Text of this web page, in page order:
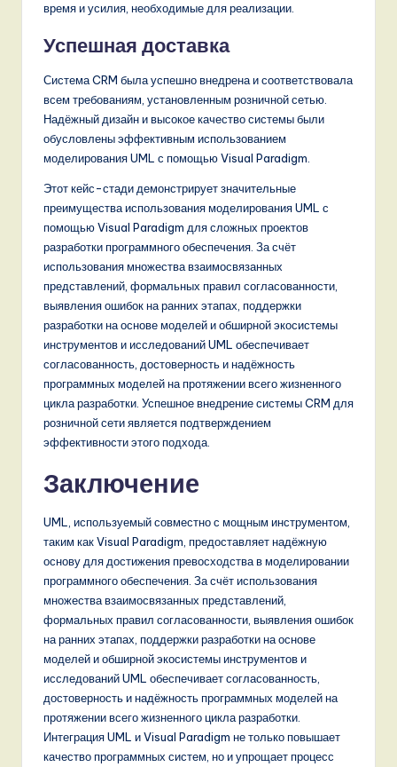
время и усилия, необходимые для реализации.
Успешная доставка
Система CRM была успешно внедрена и соответствовала
всем требованиям, установленным розничной сетью.
Надёжный дизайн и высокое качество системы были
обусловлены эффективным использованием
моделирования UML с помощью Visual Paradigm.
Этот кейс-стади демонстрирует значительные
преимущества использования моделирования UML с
помощью Visual Paradigm для сложных проектов
разработки программного обеспечения. За счёт
использования множества взаимосвязанных
представлений, формальных правил согласованности,
выявления ошибок на ранних этапах, поддержки
разработки на основе моделей и обширной экосистемы
инструментов и исследований UML обеспечивает
согласованность, достоверность и надёжность
программных моделей на протяжении всего жизненного
цикла разработки. Успешное внедрение системы CRM для
розничной сети является подтверждением
эффективности этого подхода.
Заключение
UML, используемый совместно с мощным инструментом,
таким как Visual Paradigm, предоставляет надёжную
основу для достижения превосходства в моделировании
программного обеспечения. За счёт использования
множества взаимосвязанных представлений,
формальных правил согласованности, выявления ошибок
на ранних этапах, поддержки разработки на основе
моделей и обширной экосистемы инструментов и
исследований UML обеспечивает согласованность,
достоверность и надёжность программных моделей на
протяжении всего жизненного цикла разработки.
Интеграция UML и Visual Paradigm не только повышает
качество программных систем, но и упрощает процесс